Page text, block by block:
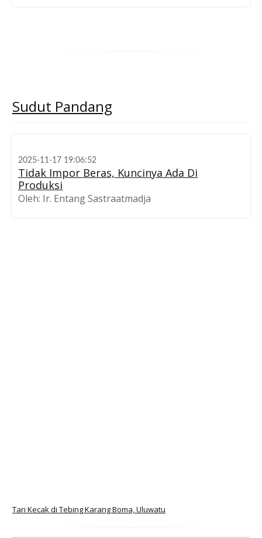
Sudut Pandang
2025-11-17 19:06:52
Tidak Impor Beras, Kuncinya Ada Di
Produksi
Oleh: Ir. Entang Sastraatmadja
Tari Kecak di Tebing Karang Boma, Uluwatu